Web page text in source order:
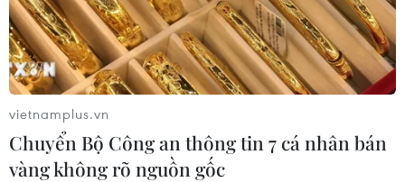
vietnamplus.vn
Chuyển Bộ Công an thông tin 7 cá nhân bán
vàng không rõ nguồn gốc